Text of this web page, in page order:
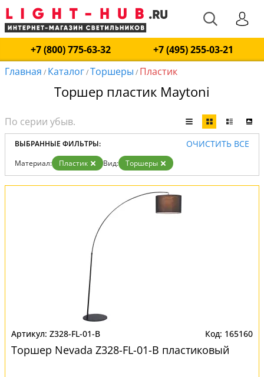
+7 (800) 775-63-32
+7 (495) 255-03-21
Главная / Каталог/Торшеры / Пластик
Торшер пластик Maytoni
ВЫБРАННЫЕ ФИЛЬТРЫ: ОЧИСТИТЬ ВСЕ
Материал: Пластик Вид: Торшеры
Z328-FL-01-B 165160
Торшер Nevada Z328-FL-01-B пластиковый